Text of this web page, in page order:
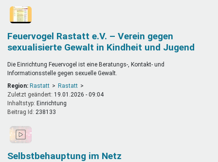
Feuervogel Rastatt e.V. – Verein gegen
sexualisierte Gewalt in Kindheit und Jugend
Die Einrichtung Feuervogel ist eine Beratungs-, Kontakt- und
Informationsstelle gegen sexuelle Gewalt.
Region: Rastatt
Rastatt
Zuletzt geändert: 19.01.2026 - 09:04
Inhaltstyp:
einrichtung
Beitrag Id: 238133
Selbstbehauptung im Netz